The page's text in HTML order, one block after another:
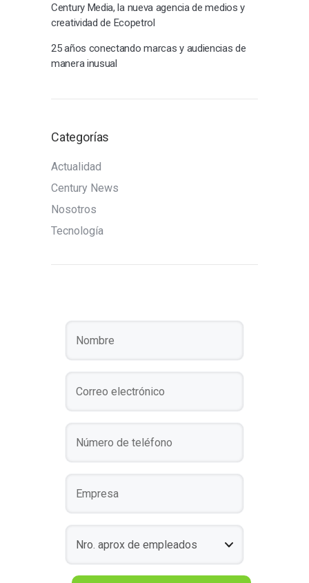
Century Media, la nueva agencia de medios y
creatividad de Ecopetrol
25 años conectando marcas y audiencias de
manera inusual
Categorías
Actualidad
Century News
Nosotros
Tecnología